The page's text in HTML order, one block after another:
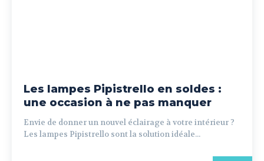
Les lampes Pipistrello en soldes :
une occasion à ne pas manquer
Envie de donner un nouvel éclairage à votre intérieur ?
Les lampes Pipistrello sont la solution idéale...